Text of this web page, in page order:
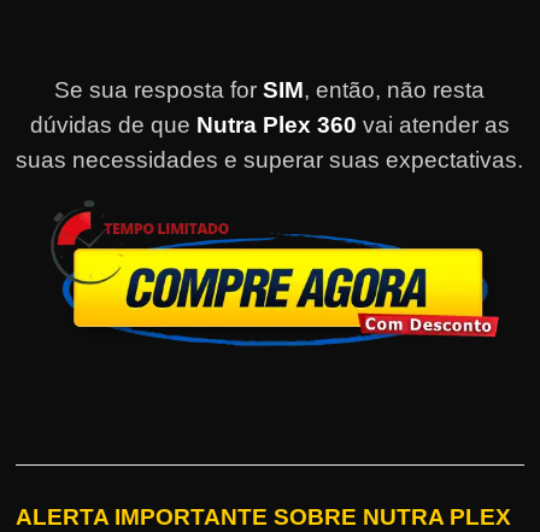
Se sua resposta forSIM, então, não resta
dúvidas de que Nutra Plex 360 vai atender as
suas necessidades e superar suas expectativas.
ALERTA IMPORTANTE SOBRE NUTRA PLEX